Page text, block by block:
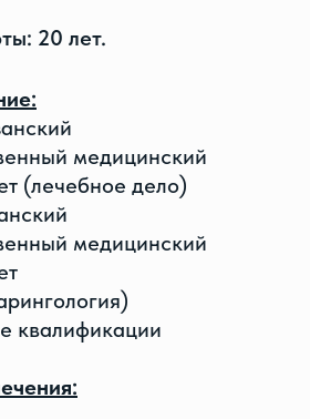
20 лет.
медицинский
(лечебное дело)
медицинский
квалификации